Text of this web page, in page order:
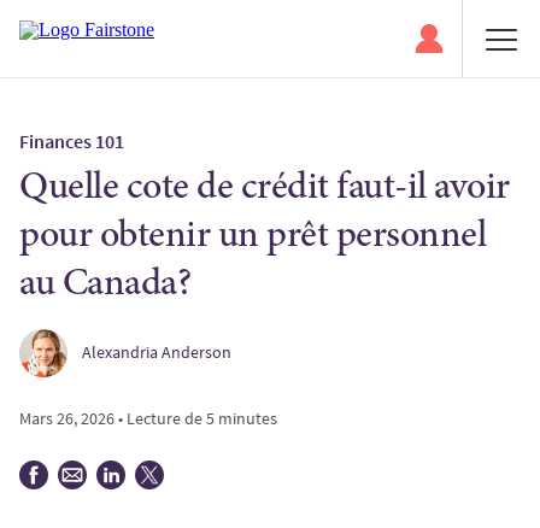
Finances 101
Quelle cote de crédit faut-il avoir
pour obtenir un prêt personnel
au Canada?
Alexandria Anderson
Mars 26, 2026 • Lecture de 5 minutes